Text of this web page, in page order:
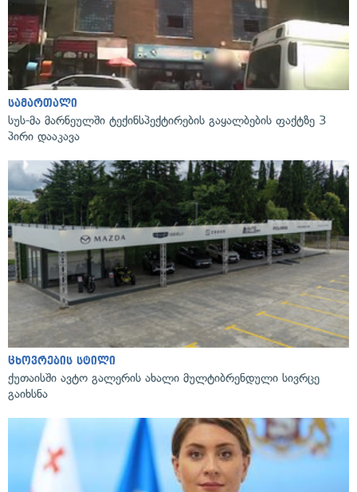
სამართალი
სუს-მა მარნეულში ტექინსპექტირების გაყალბების ფაქტზე 3
პირი დააკავა
ცხოვრების სტილი
ქუთაისში ავტო გალერის ახალი მულტიბრენდული სივრცე
გაიხსნა